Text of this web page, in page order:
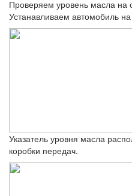
Проверяем уровень масла на
Устанавливаем автомобиль
Указатель уровня масла
коробки передач.